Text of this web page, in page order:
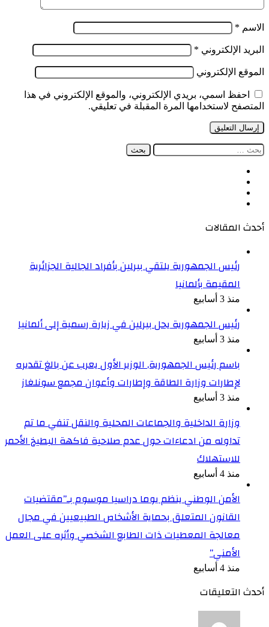
الاسم *
البريد الإلكتروني *
الموقع الإلكتروني
احفظ اسمي، بريدي الإلكتروني، والموقع الإلكتروني في هذا
المتصفح لاستخدامها المرة المقبلة في تعليقي.
البحث
أحدث المقالات
رئيس الجمهورية يلتقي ببرلين بأفراد الجالية الجزائرية
المقيمة بألمانيا
منذ 3 أسابيع
رئيس الجمهورية يحل ببرلين في زيارة رسمية إلى ألمانيا
منذ 3 أسابيع
باسم رئيس الجمهورية, الوزير الأول يعرب عن بالغ تقديره
لإطارات وزارة الطاقة وإطارات وأعوان مجمع سونلغاز
منذ 3 أسابيع
وزارة الداخلية والجماعات المحلية والنقل تنفي ما تم
تداوله من ادعاءات حول عدم صلاحية فاكهة البطيخ الأحمر
للاستهلاك
منذ 4 أسابيع
الأمن الوطني ينظم يوما دراسيا موسوم بـ”مقتضيات
القانون المتعلق بحماية الأشخاص الطبيعيين في مجال
معالجة المعطيات ذات الطابع الشخصي وأثره على العمل
الأمني”
منذ 4 أسابيع
أحدث التعليقات